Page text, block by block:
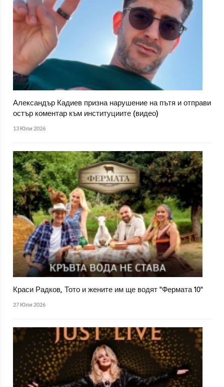
Александър Кадиев призна нарушение на пътя и отправи
остър коментар към институциите (видео)
13 Юли 2026
Краси Радков, Тото и жените им ще водят "Фермата 10"
27 Юли 2026